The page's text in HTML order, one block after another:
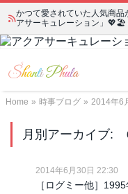
かつて愛されていた人気商品
アサーキュレーション」💖🏖️
Home » 時事ブログ » 2014年6
月別アーカイブ:
2014年6月30日 22:30
［ログミー他］